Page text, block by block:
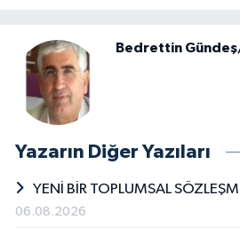
Bedrettin
Yazarın Diğer Yazıları
YENİ BİR TOPLUMSAL
06.08.2026